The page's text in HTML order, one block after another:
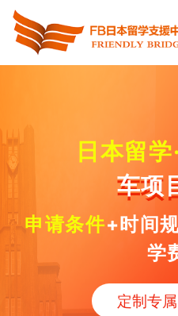
日本留学
车项
申请条件+时间
学
定制专